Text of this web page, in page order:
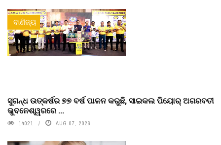
ବାଣିଜ୍ୟ
ସୁଗନ୍ଧ ଉତ୍କର୍ଷର ୭୭ ବର୍ଷ ପାଳନ କରୁଛି, ସାଇକଲ ପିୟୋର୍‌ ଅଗରବତୀ
ଭୁବନେଶ୍ୱରରେ ...
14021 AUG 07, 2026